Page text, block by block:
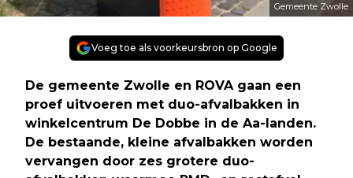
Gemeente Zwolle
Voeg toe als voorkeursbron op Google
De gemeente Zwolle en ROVA gaan een
proef uitvoeren met duo-afvalbakken in
winkelcentrum De Dobbe in de Aa-landen.
De bestaande, kleine afvalbakken worden
vervangen door zes grotere duo-